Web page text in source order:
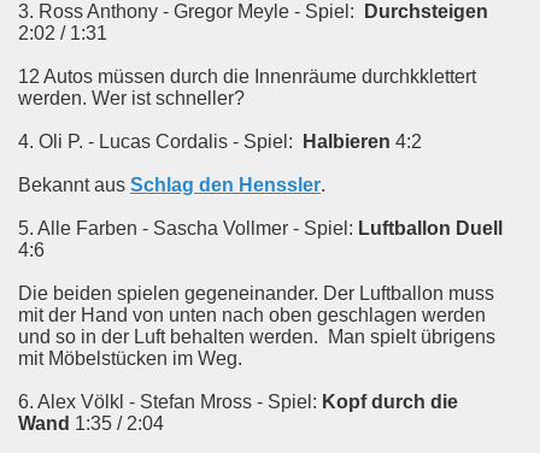
3. Ross Anthony - Gregor Meyle - Spiel:
Durchsteigen
2:02 / 1:31
12 Autos müssen durch die Innenräume durchkklettert
werden. Wer ist schneller?
4. Oli P. - Lucas Cordalis - Spiel: Halbieren 4:2
Bekannt aus Schlag den Henssler.
5. Alle Farben - Sascha Vollmer - Spiel: Luftballon Duell
4:6
Die beiden spielen gegeneinander. Der Luftballon muss
mit der Hand von unten nach oben geschlagen werden
und so in der Luft behalten werden. Man spielt übrigens
mit Möbelstücken im Weg.
6. Alex Völkl - Stefan Mross - Spiel: Kopf durch die
Wand 1:35 / 2:04